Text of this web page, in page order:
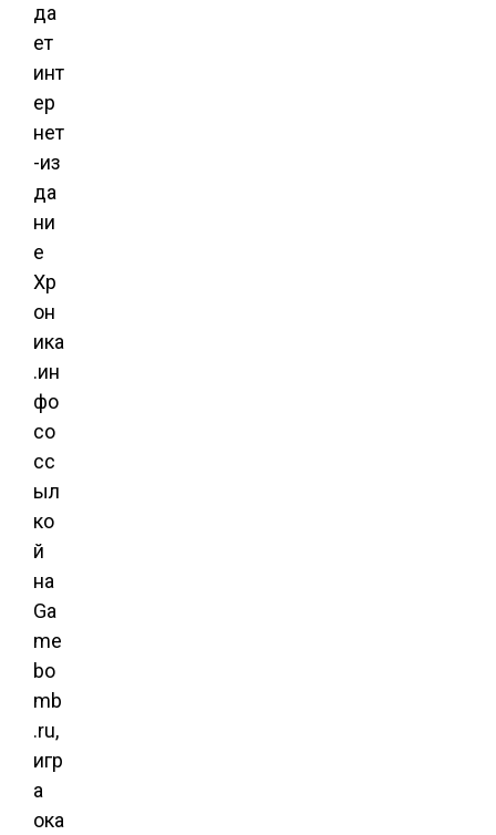
да
ет
инт
ер
нет
-из
да
ни
е
Хр
он
ика
.ин
фо
со
сс
ыл
ко
й
на
Ga
me
bo
mb
.ru,
игр
а
ока